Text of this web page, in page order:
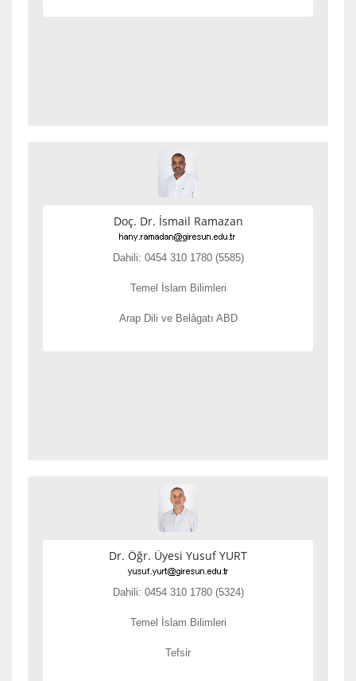
Doç. Dr. İsmail Ramazan
Dahili: 0454 310 1780 (5585)
Temel İslam Bilimleri
Arap Dili ve Belâgatı ABD
Dr. Öğr. Üyesi Yusuf YURT
Dahili: 0454 310 1780 (5324)
Temel İslam Bilimleri
Tefsir